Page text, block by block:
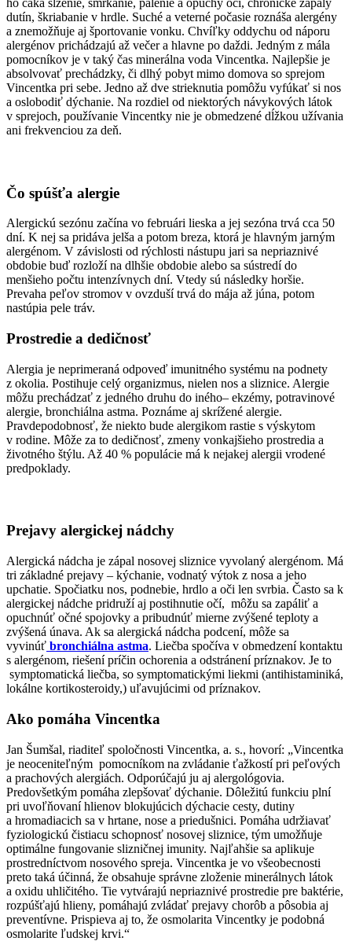
ho čaká slzenie, smrkanie, pálenie a opuchy očí, chronické zápaly
dutín, škriabanie v hrdle. Suché a veterné počasie roznáša alergény
a znemožňuje aj športovanie vonku. Chvíľky oddychu od náporu
alergénov prichádzajú až večer a hlavne po daždi. Jedným z mála
pomocníkov je v taký čas minerálna voda Vincentka. Najlepšie je
absolvovať prechádzky, či dlhý pobyt mimo domova so sprejom
Vincentka pri sebe. Jedno až dve strieknutia pomôžu vyfúkať si nos
a oslobodiť dýchanie. Na rozdiel od niektorých návykových látok
v sprejoch, používanie Vincentky nie je obmedzené dĺžkou užívania
ani frekvenciou za deň.
Čo spúšťa alergie
Alergickú sezónu začína vo februári lieska a jej sezóna trvá cca 50
dní. K nej sa pridáva jelša a potom breza, ktorá je hlavným jarným
alergénom. V závislosti od rýchlosti nástupu jari sa nepriaznivé
obdobie buď rozloží na dlhšie obdobie alebo sa sústredí do
menšieho počtu intenzívnych dní. Vtedy sú následky horšie.
Prevaha peľov stromov v ovzduší trvá do mája až júna, potom
nastúpia pele tráv.
Prostredie a dedičnosť
Alergia je neprimeraná odpoveď imunitného systému na podnety
z okolia. Postihuje celý organizmus, nielen nos a sliznice. Alergie
môžu prechádzať z jedného druhu do iného– ekzémy, potravinové
alergie, bronchiálna astma. Poznáme aj skrížené alergie.
Pravdepodobnosť, že niekto bude alergikom rastie s výskytom
v rodine. Môže za to dedičnosť, zmeny vonkajšieho prostredia a
životného štýlu. Až 40 % populácie má k nejakej alergii vrodené
predpoklady.
Prejavy alergickej nádchy
Alergická nádcha je zápal nosovej sliznice vyvolaný alergénom. Má
tri základné prejavy – kýchanie, vodnatý výtok z nosa a jeho
upchatie. Spočiatku nos, podnebie, hrdlo a oči len svrbia. Často sa k
alergickej nádche pridruží aj postihnutie očí, môžu sa zapáliť a
opuchnúť očné spojovky a pribudnúť mierne zvýšené teploty a
zvýšená únava. Ak sa alergická nádcha podcení, môže sa
vyvinúť bronchiálna astma. Liečba spočíva v obmedzení kontaktu
s alergénom, riešení príčin ochorenia a odstránení príznakov. Je to
symptomatická liečba, so symptomatickými liekmi (antihistaminiká,
lokálne kortikosteroidy,) uľavujúcimi od príznakov.
Ako pomáha Vincentka
Jan Šumšal, riaditeľ spoločnosti Vincentka, a. s., hovorí: „Vincentka
je neoceniteľným pomocníkom na zvládanie ťažkostí pri peľových
a prachových alergiách. Odporúčajú ju aj alergológovia.
Predovšetkým pomáha zlepšovať dýchanie. Dôležitú funkciu plní
pri uvoľňovaní hlienov blokujúcich dýchacie cesty, dutiny
a hromadiacich sa v hrtane, nose a priedušnici. Pomáha udržiavať
fyziologickú čistiacu schopnosť nosovej sliznice, tým umožňuje
optimálne fungovanie slizničnej imunity. Najľahšie sa aplikuje
prostredníctvom nosového spreja. Vincentka je vo všeobecnosti
preto taká účinná, že obsahuje správne zloženie minerálnych látok
a oxidu uhličitého. Tie vytvárajú nepriaznivé prostredie pre baktérie,
rozpúšťajú hlieny, pomáhajú zvládať prejavy chorôb a pôsobia aj
preventívne. Prispieva aj to, že osmolarita Vincentky je podobná
osmolarite ľudskej krvi.“